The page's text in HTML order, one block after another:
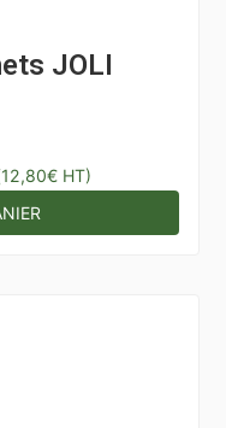
JOLI
12,80€ HT)